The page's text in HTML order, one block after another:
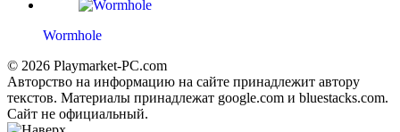
Wormhole
© 2026 Playmarket-PC.com
Авторство на информацию на сайте принадлежит автору
текстов. Материалы принадлежат google.com и bluestacks.com.
Сайт не официальный.